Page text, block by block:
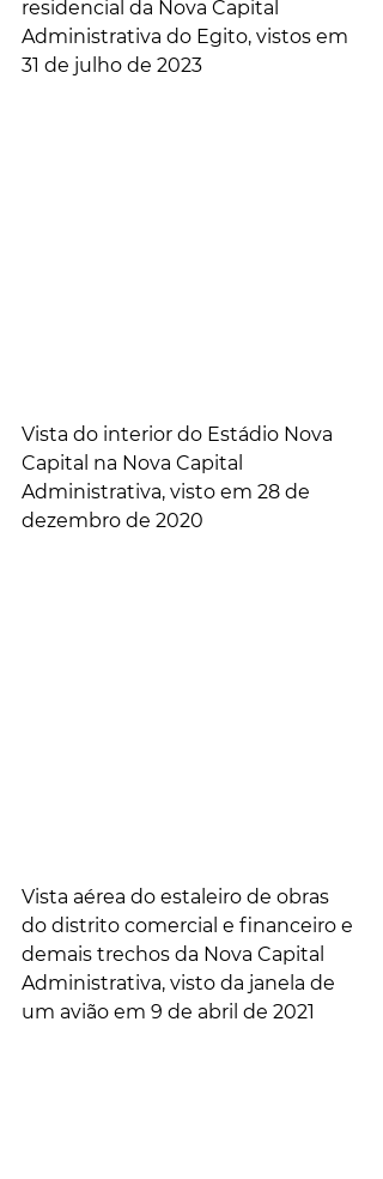
residencial da Nova Capital
Administrativa do Egito, vistos em
31 de julho de 2023
Vista do interior do Estádio Nova
Capital na Nova Capital
Administrativa, visto em 28 de
dezembro de 2020
Vista aérea do estaleiro de obras
do distrito comercial e financeiro e
demais trechos da Nova Capital
Administrativa, visto da janela de
um avião em 9 de abril de 2021